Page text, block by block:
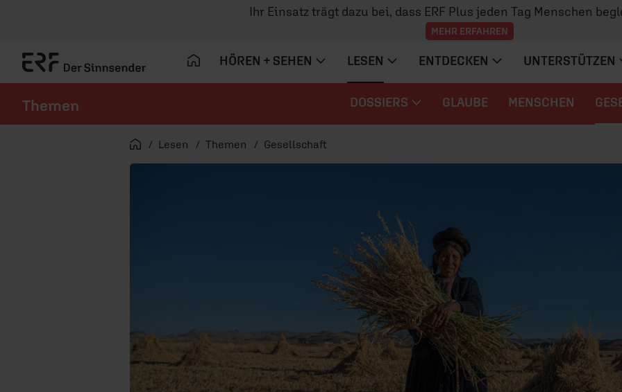
Ihr Einsatz trägt dazu bei, dass ERF Plus jeden Tag Menschen
MEHR ERFAHREN
HÖREN + SEHEN LESEN ENTDECKEN UNTERSTÜTZEN
Themen DOSSIERS GLAUBE MENSCHEN
Startseite
Lesen Themen Gesellschaft